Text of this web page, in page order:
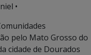
•
pelo Mato Grosso do
cidade de Dourados